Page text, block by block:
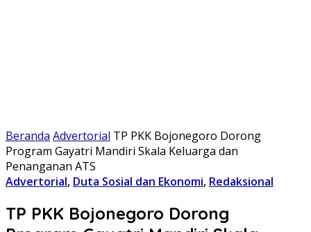
Beranda Advertorial TP PKK Bojonegoro Dorong
Program Gayatri Mandiri Skala Keluarga dan
Penanganan ATS
Advertorial, Duta Sosial dan Ekonomi, Redaksional
TP PKK Bojonegoro Dorong